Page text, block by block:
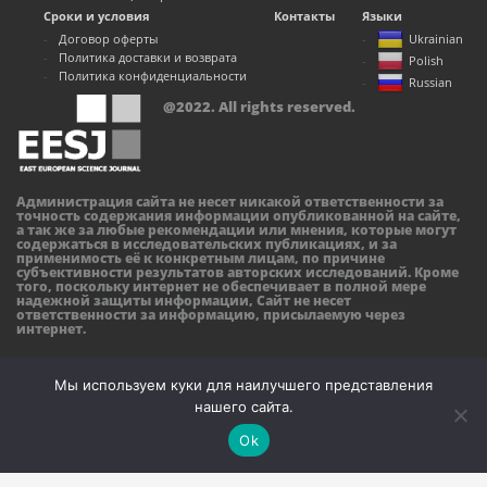
Сроки и условия
Договор оферты
Политика доставки и возврата
Политика конфиденциальности
Контакты
Языки
Ukrainian
Polish
Russian
@2022. All rights reserved.
Администрация сайта не несет никакой ответственности за
точность содержания информации опубликованной на сайте,
а так же за любые рекомендации или мнения, которые могут
содержаться в исследовательских публикациях, и за
применимость её к конкретным лицам, по причине
субъективности результатов авторских исследований. Кроме
того, поскольку интернет не обеспечивает в полной мере
надежной защиты информации, Сайт не несет
ответственности за информацию, присылаемую через
интернет.
Мы используем куки для наилучшего представления
нашего сайта.
Ok